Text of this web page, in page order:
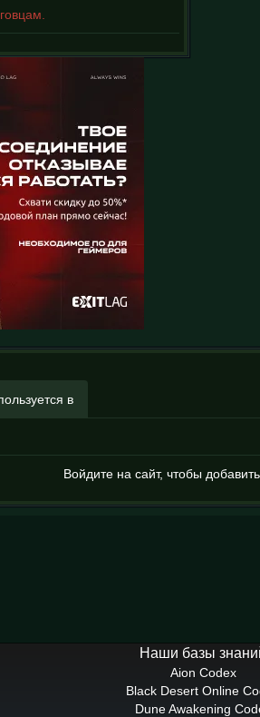
в
Войдите на сайт, чтобы
Наши базы
Aion Codex
Black Desert Online
Dune Awakening